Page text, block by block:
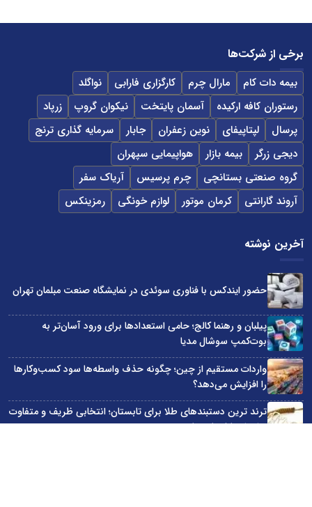
برخی از شرکت‌ها
بیمه دات کام مارال چرم کارگزاری فارابی
نواگلد
رستوران کافه ارکیده
آسمان پایتخت نیکوان گروپ
زرپاد
پرسال
لپتاپیفای نوین زعفران جابار
سرمایه گذاری ترنج
دیجی زرگر
بیمه بازار
هواپیمایی سپهران
گروه صنعتی بستانچی
چرم پرسیس
آریاک سفر
آروند گارانتی
کرمان موتور لوازم خونگی رمزینکس
آخرین نوشته
حضور ایندکس با فناوری سوئدی در نمایشگاه صنعت مبلمان تهران
پیلبان و رهنما کالج؛ حامی استعدادها برای ورود آسان‌تر به
بوت‌کمپ سوشال مدیا
واردات مستقیم از چین؛ چگونه حذف واسطه‌ها سود کسب‌وکارها
را افزایش می‌دهد؟
ترند ترین دستبندهای طلا برای تابستان؛ انتخابی ظریف و متفاوت
برای استایل‌های خاص